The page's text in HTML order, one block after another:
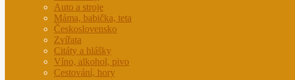
Auto a stroje
Máma, babička, teta
Československo
Zvířata
Citáty a hlášky
Víno, alkohol, pivo
Cestování, hory